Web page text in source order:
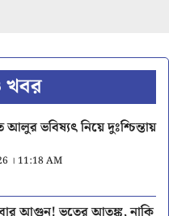
ভবিষ্যৎ নিয়ে দুঃশ্চিন্তায়
। 11:18 AM